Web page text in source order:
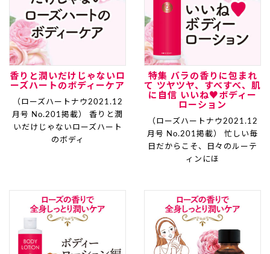
香りと潤いだけじゃないロ
ーズハートのボディーケア
（ローズハートナウ2021.12
月号 No.201掲載） 香りと潤
いだけじゃないローズハート
のボディ
特集 バラの香りに包まれ
て ツヤツヤ、すべすべ、肌
に自信 いいね♥ボディー
ローション
（ローズハートナウ2021.12
月号 No.201掲載） 忙しい毎
日だからこそ、日々のルーテ
ィンにほ